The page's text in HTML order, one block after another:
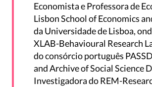
Economista e Professora de
Lisbon School of Economics
da Universidade de Lisboa,
XLAB-Behavioural Research
do consórcio português
and Archive of Social Science
Investigadora do REM-